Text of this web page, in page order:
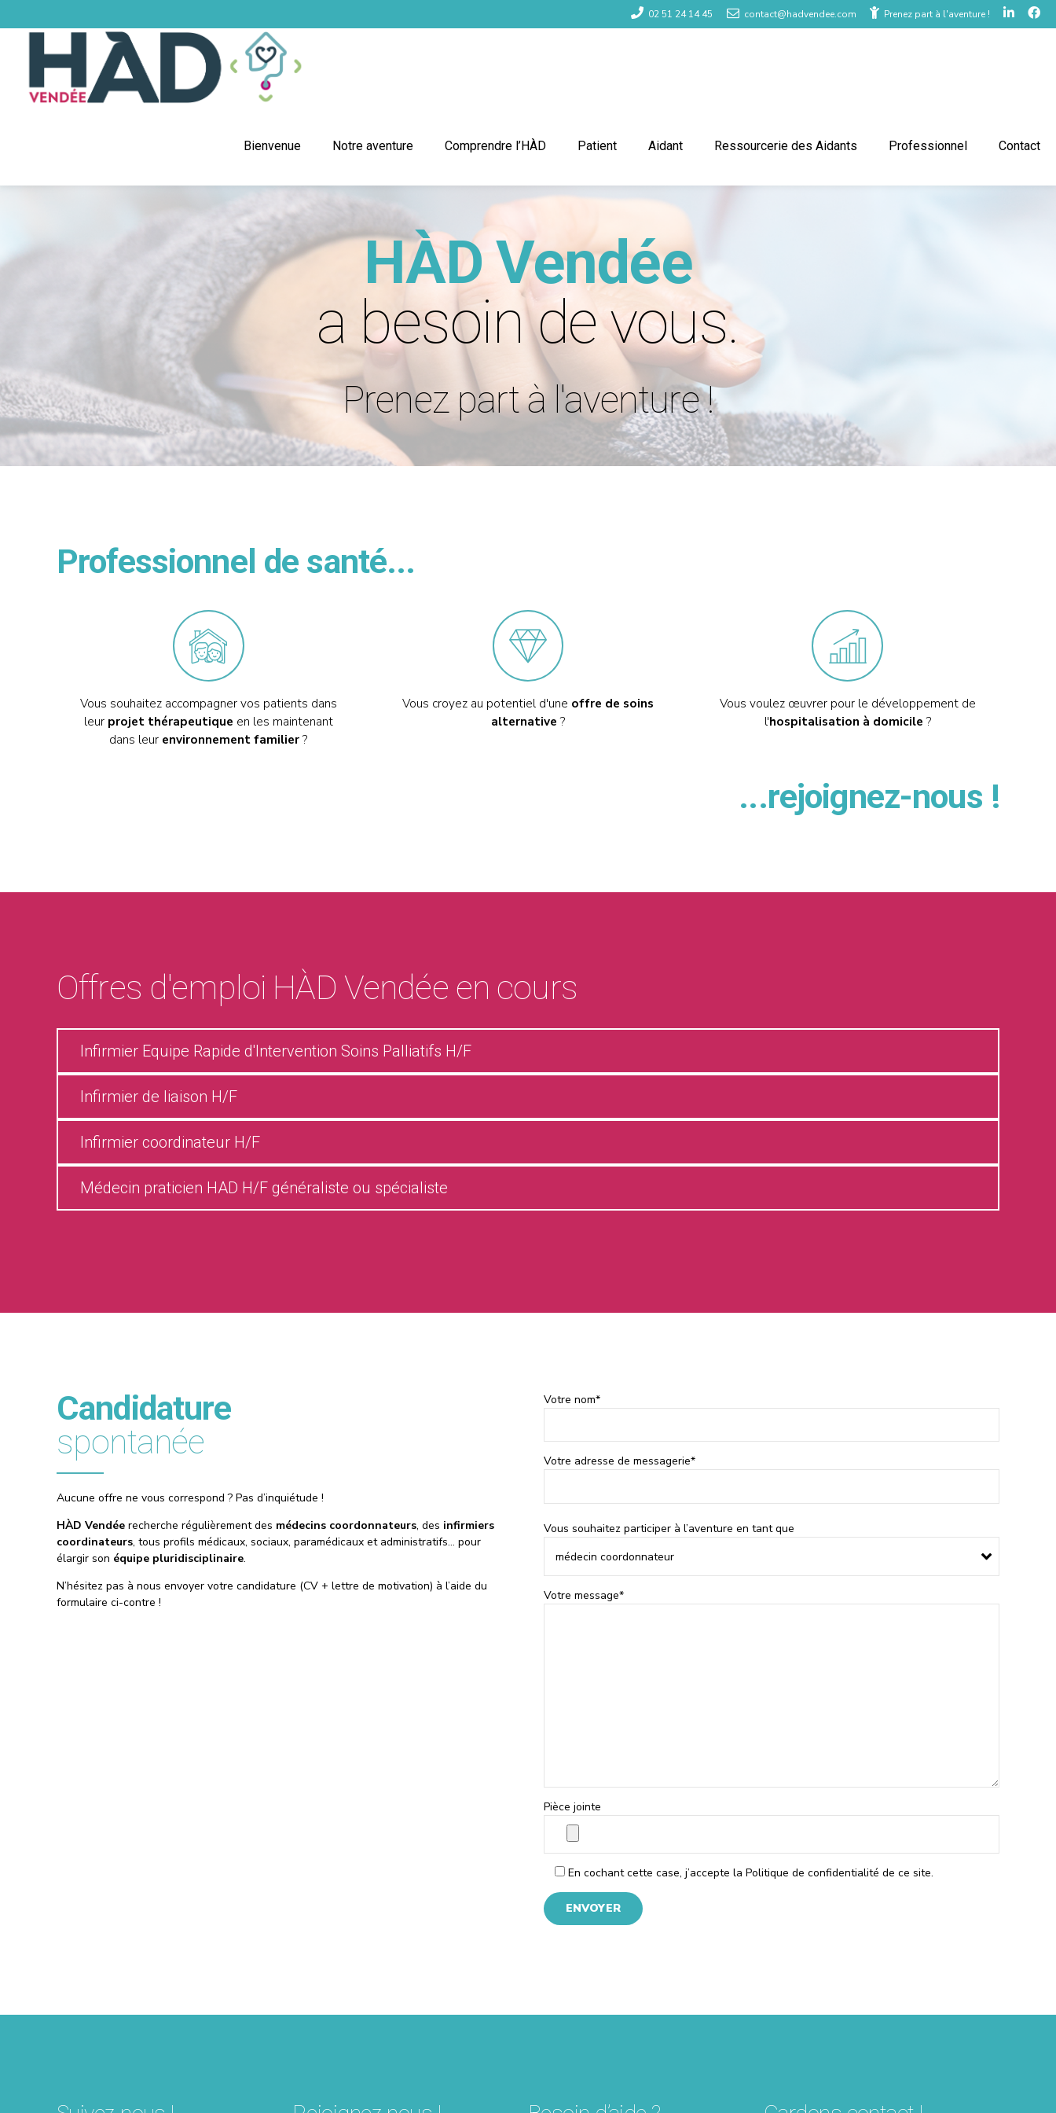
02 51 24 14 45 contact@hadvendee.com Prenez part à l'aventure !
Bienvenue Notre aventure Comprendre l’HÀD Patient Aidant Ressourcerie des Aidants Professionnel Contact
HÀD Vendée
a besoin de vous.
Prenez part à l'aventure !
Professionnel de santé...
Vous souhaitez accompagner vos patients dans
leur projet thérapeutique en les maintenant
dans leur environnement familier?
Vous croyez au potentiel d'une offre de soins
alternative?
Vous voulez œuvrer pour le développement de
l'hospitalisation à domicile?
...rejoignez-nous !
Offres d'emploi HÀD Vendée en cours
Infirmier Equipe Rapide d'Intervention Soins Palliatifs H/F
Infirmier de liaison H/F
Infirmier coordinateur H/F
Médecin praticien HAD H/F généraliste ou spécialiste
Candidature
spontanée
Aucune offre ne vous correspond ? Pas d’inquiétude !
HÀD Vendée recherche régulièrement des médecins coordonnateurs, des infirmiers
coordinateurs, tous profils médicaux, sociaux, paramédicaux et administratifs… pour
élargir son équipe pluridisciplinaire.
N’hésitez pas à nous envoyer votre candidature (CV + lettre de motivation) à l’aide du
formulaire ci-contre !
Votre nom*
Votre adresse de messagerie*
Vous souhaitez participer à l’aventure en tant que
médecin coordonnateur
Votre message*
Pièce jointe
En cochant cette case, j’accepte la Politique de confidentialité de ce site.